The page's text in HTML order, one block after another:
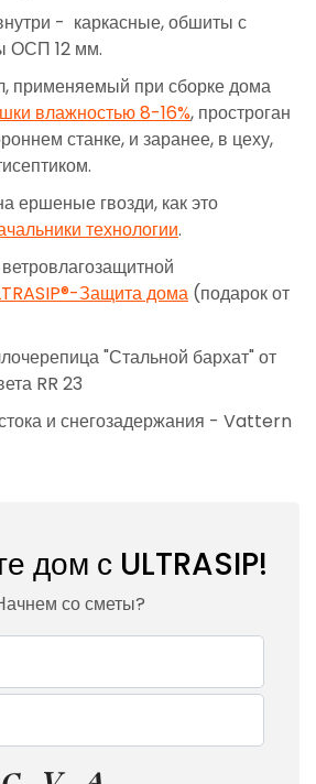
- каркасные, обшиты с
ОСП 12 мм.
применяемый при сборке дома
влажностью 8-16%, простроган
станке, и заранее, в цеху,
ершеные гвозди, как это
технологии.
Защита дома (подарок от
"Стальной бархат" от
RR 23
и снегозадержания - Vattern
дом с ULTRASIP!
со сметы?